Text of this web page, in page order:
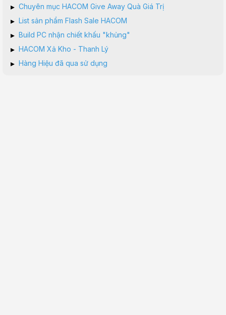
▸ Chuyên mục HACOM Give Away Quà Giá Trị
▸ List sản phẩm Flash Sale HACOM
▸ Build PC nhận chiết khấu "khủng"
▸ HACOM Xả Kho - Thanh Lý
▸ Hàng Hiệu đã qua sử dụng